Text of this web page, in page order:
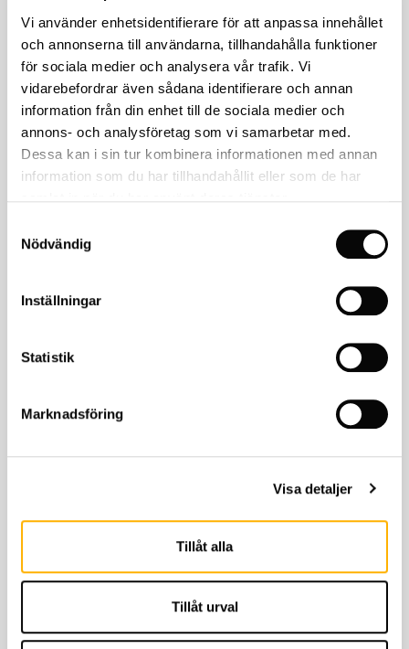
Vi använder enhetsidentifierare för att anpassa innehållet
och annonserna till användarna, tillhandahålla funktioner
för sociala medier och analysera vår trafik. Vi
vidarebefordrar även sådana identifierare och annan
information från din enhet till de sociala medier och
annons- och analysföretag som vi samarbetar med.
Dessa kan i sin tur kombinera informationen med annan
information som du har tillhandahållit eller som de har
Nödvändig
Inställningar
Statistik
Marknadsföring
Visa detaljer
Tillåt alla
Tillåt urval
Har du några frågor?
Ring oss på018-39 52 80eller skicka ettemail.
KONTAKTA OSS
4,599kr 7,369kr